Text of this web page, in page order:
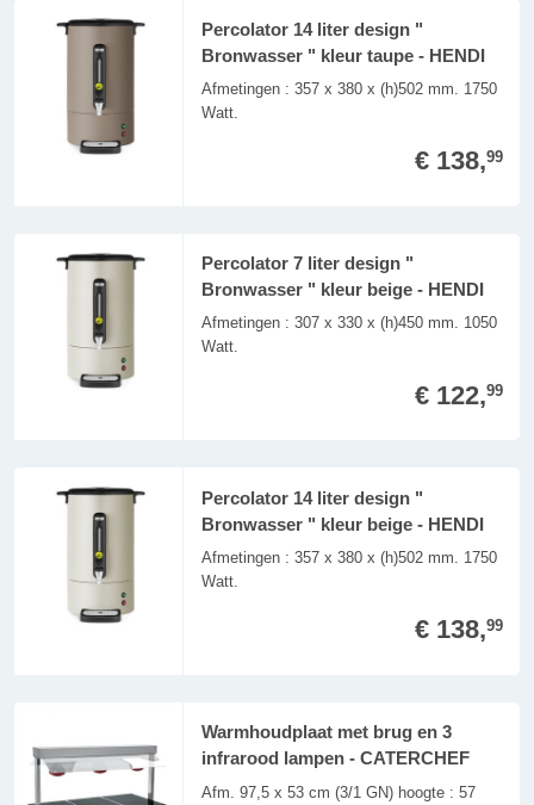
Percolator 14 liter design "
Bronwasser " kleur taupe - HENDI
Afmetingen : 357 x 380 x (h)502 mm. 1750
Watt.
€ 138,99
Percolator 7 liter design "
Bronwasser " kleur beige - HENDI
Afmetingen : 307 x 330 x (h)450 mm. 1050
Watt.
€ 122,99
Percolator 14 liter design "
Bronwasser " kleur beige - HENDI
Afmetingen : 357 x 380 x (h)502 mm. 1750
Watt.
€ 138,99
Warmhoudplaat met brug en 3
infrarood lampen - CATERCHEF
Afm. 97,5 x 53 cm (3/1 GN) hoogte : 57